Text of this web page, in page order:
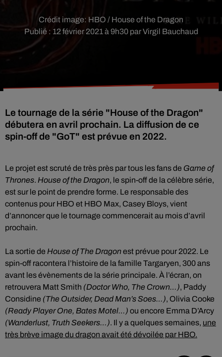
Publié : 12 février 2021 à 9h30 par Virgil Bauchaud
Crédit image: HBO / House of the Dragon
Le tournage de la série "House of the Dragon"
débutera en avril prochain. La diffusion de ce
spin-off de "GoT" est prévue en 2022.
Le projet est scruté de très près par tous les fans de Game of
Thrones. House of the Dragon, le spin-off de la célèbre série,
est sur le point de prendre forme. Le responsable des
contenus pour HBO et HBO Max, Casey Bloys, vient
d’annoncer que le tournage commencerait au mois d’avril
prochain.
La sortie de House of The Dragonest prévue pour 2022. Le
spin-off racontera l’histoire de la famille Targaryen, 300 ans
avant les évènements de la série principale. À l’écran, on
retrouvera Matt Smith (Doctor Who, The Crown…), Paddy
Considine (The Outsider, Dead Man’s Soes…), Olivia Cooke
(Ready Player One, Bates Motel…) ou encore Emma D’Arcy
(Wanderlust, Truth Seekers…). Il y a quelques semaines, une
très brève image du dragon avait été dévoilée par HBO.